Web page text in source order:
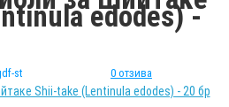
edodes) -
st 0 отзива